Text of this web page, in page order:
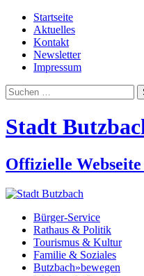
Startseite
Aktuelles
Kontakt
Newsletter
Impressum
Suchen
nach:
Stadt
Offizielle
Bürger-Service
Rathaus & Politik
Tourismus & Kultur
Familie & Soziales
Butzbach»bewegen